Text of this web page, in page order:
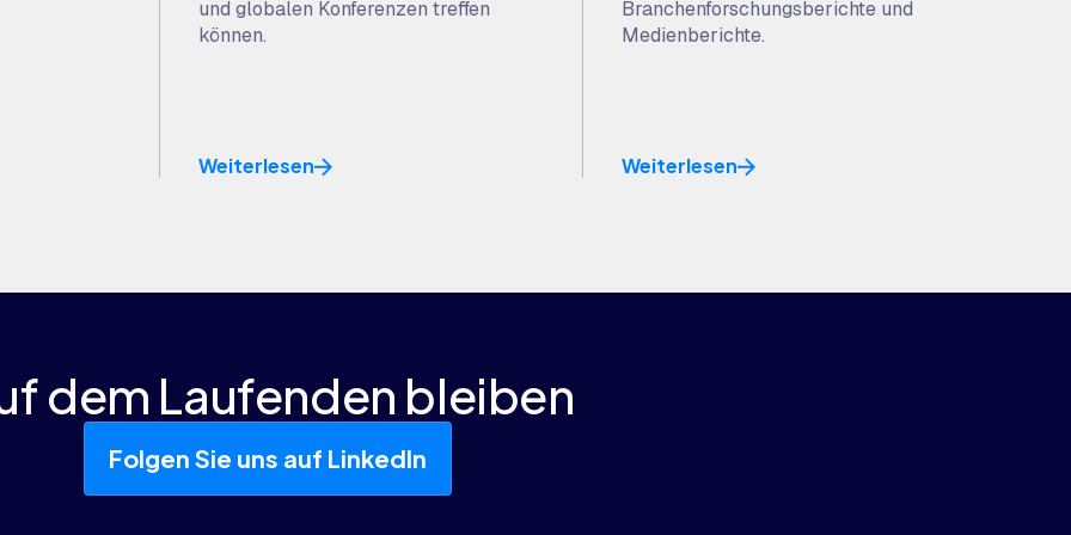
und globalen Konferenzen treffen
können.
Weiterlesen
Branchenforschungsberichte und
Medienberichte.
Weiterlesen
dem Laufenden bleiben
Folgen Sie uns auf LinkedIn